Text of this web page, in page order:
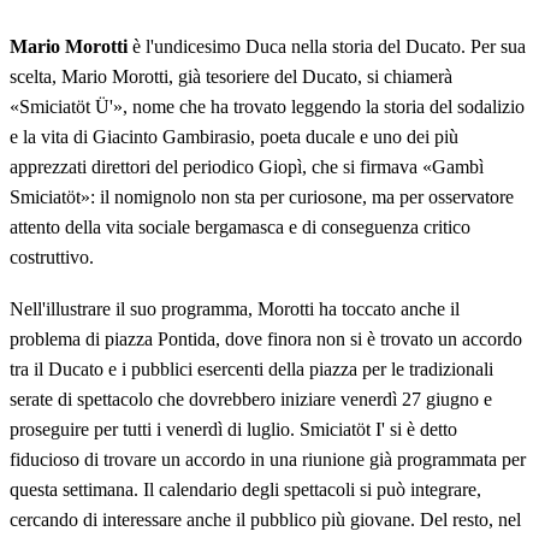
Mario Morotti è l'undicesimo Duca nella storia del Ducato. Per sua
scelta, Mario Morotti, già tesoriere del Ducato, si chiamerà
«Smiciatöt Ü'», nome che ha trovato leggendo la storia del sodalizio
e la vita di Giacinto Gambirasio, poeta ducale e uno dei più
apprezzati direttori del periodico Giopì, che si firmava «Gambì
Smiciatöt»: il nomignolo non sta per curiosone, ma per osservatore
attento della vita sociale bergamasca e di conseguenza critico
costruttivo.
Nell'illustrare il suo programma, Morotti ha toccato anche il
problema di piazza Pontida, dove finora non si è trovato un accordo
tra il Ducato e i pubblici esercenti della piazza per le tradizionali
serate di spettacolo che dovrebbero iniziare venerdì 27 giugno e
proseguire per tutti i venerdì di luglio. Smiciatöt I' si è detto
fiducioso di trovare un accordo in una riunione già programmata per
questa settimana. Il calendario degli spettacoli si può integrare,
cercando di interessare anche il pubblico più giovane. Del resto, nel